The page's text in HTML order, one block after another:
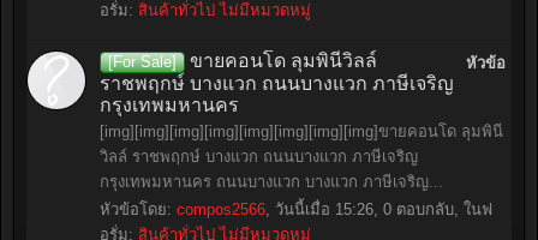
อรั่ม: สินค้าทั่วไป ไม่มีหมวดหมู่
หัวข้อ
[For Sale]
ขายคอนโด ลุมพินีวิลล์
ราชพฤกษ์ บางแวก ถนนบางแวก ภาษีเจริญ
กรุงเทพมหานคร
[img][img][img][img][img][img][img][img]ขายคอนโด ลุมพินี
วิลล์ ราชพฤกษ์ บางแวก ถนนบางแวก ภาษีเจริญ
กรุงเทพมหานคร ถนนบางแวก บางแวก ภาษีเจริญ...
หัวข้อโดย: compos2566, วันนี้เมื่อ 15:26, 0 ตอบกลับ, ในฟ
อรั่ม: สินค้าทั่วไป ไม่มีหมวดหมู่